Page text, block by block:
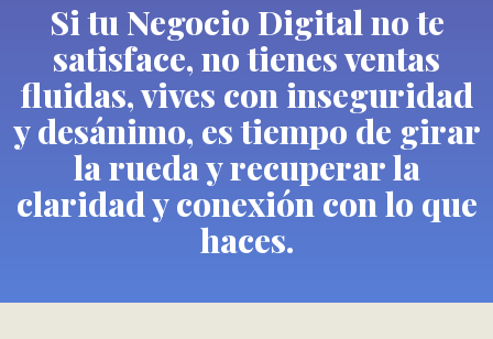
Si tu Negocio Digital no te
satisface, no tienes ventas
fluidas, vives con inseguridad
y desánimo, es tiempo de girar
la rueda y recuperar la
claridad y conexión con lo que
haces.